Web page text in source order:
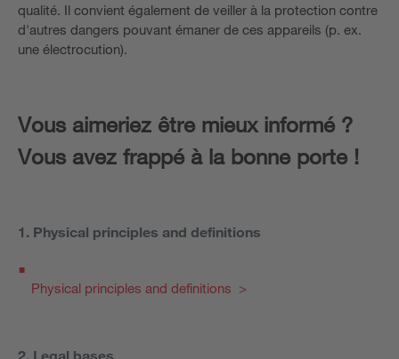
qualité. Il convient également de veiller à la protection contre
d'autres dangers pouvant émaner de ces appareils (p. ex.
une électrocution).
Vous aimeriez être mieux informé ?
Vous avez frappé à la bonne porte !
1. Physical principles and definitions
Physical principles and definitions >
2. Legal bases